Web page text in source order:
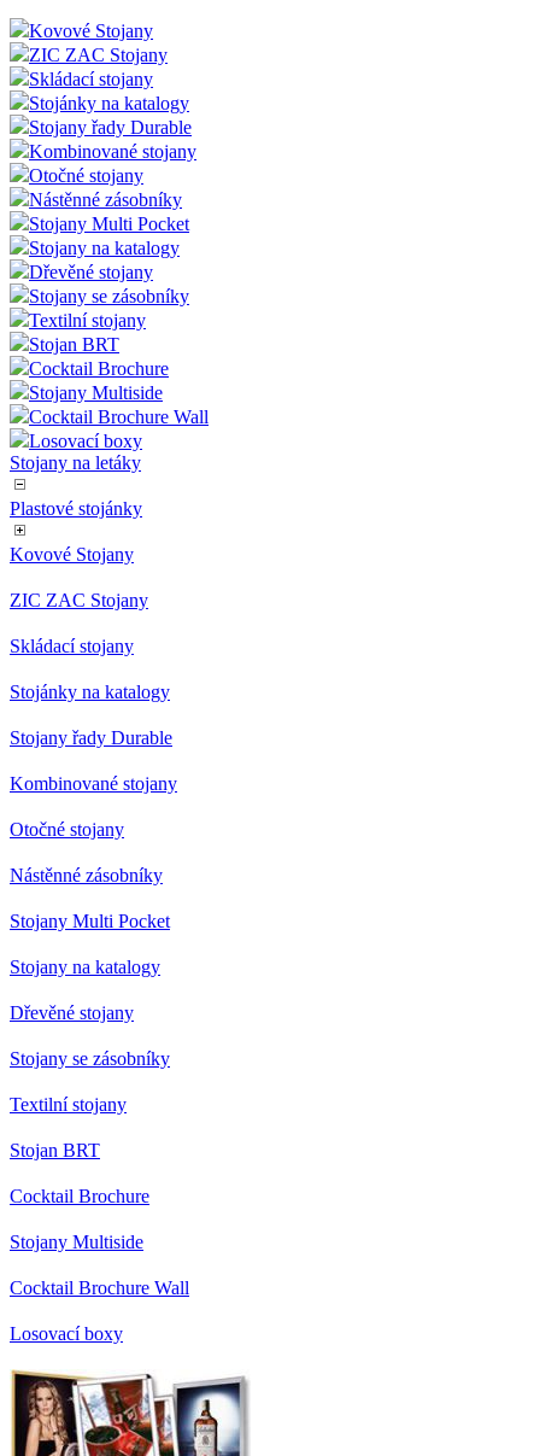
Kovové Stojany
ZIC ZAC Stojany
Skládací stojany
Stojánky na katalogy
Stojany řady Durable
Kombinované stojany
Otočné stojany
Nástěnné zásobníky
Stojany Multi Pocket
Stojany na katalogy
Dřevěné stojany
Stojany se zásobníky
Textilní stojany
Stojan BRT
Cocktail Brochure
Stojany Multiside
Cocktail Brochure Wall
Losovací boxy
Stojany na letáky
Plastové stojánky
Kovové Stojany
ZIC ZAC Stojany
Skládací stojany
Stojánky na katalogy
Stojany řady Durable
Kombinované stojany
Otočné stojany
Nástěnné zásobníky
Stojany Multi Pocket
Stojany na katalogy
Dřevěné stojany
Stojany se zásobníky
Textilní stojany
Stojan BRT
Cocktail Brochure
Stojany Multiside
Cocktail Brochure Wall
Losovací boxy